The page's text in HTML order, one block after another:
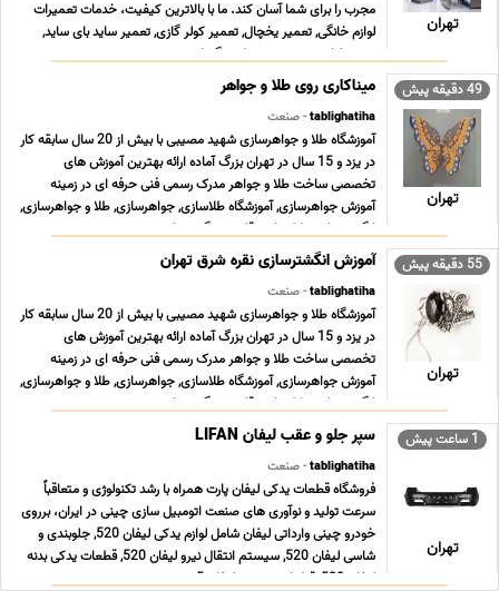
تهران
مجرب را برای شما آسان کند. ما با بالاترین کیفیت، خدمات تعمیرات
لوازم خانگی, تعمیر یخچال, تعمیر کولر گازی, تعمیر ساید بای ساید,
تعمیر لباسشویی, تعمیر پکیج گرمایش ... ...
49 دقیقه پیش
تهران
میناکاری روی طلا و جواهر
tablighatiha- صنعت
آموزشگاه طلا و جواهرسازی شهید مصیبی با بیش از 20 سال سابقه کار
در یزد و 15 سال در تهران بزرگ آماده ارائه بهترین آموزش های
تخصصی ساخت طلا و جواهر مدرک رسمی فنی حرفه ای در زمینه
آموزش جواهرسازی, آموزشگاه طلاسازی, جواهرسازی, طلا و جواهرسازی,
انگشترسازی, پلاکسازی, قلم زنی, گوهرتراشی, ... ...
55 دقیقه پیش
تهران
آموزش انگشترسازی نقره شرق تهران
tablighatiha- صنعت
آموزشگاه طلا و جواهرسازی شهید مصیبی با بیش از 20 سال سابقه کار
در یزد و 15 سال در تهران بزرگ آماده ارائه بهترین آموزش های
تخصصی ساخت طلا و جواهر مدرک رسمی فنی حرفه ای در زمینه
آموزش جواهرسازی, آموزشگاه طلاسازی, جواهرسازی, طلا و جواهرسازی,
انگشترسازی, پلاکسازی, قلم زنی, گوهرتراشی, ... ...
1 ساعت پیش
تهران
سپر جلو و عقب لیفان LIFAN
tablighatiha- صنعت
فروشگاه قطعات یدکی لیفان پارت همراه با رشد تکنولوژی و متعاقباً
سرعت تولید و نوآوری های صنعت اتومبیل سازی چینی در ایران، برروی
خودرو چینی وارداتی لیفان شامل لوازم یدکی لیفان 520, جلوبندی و
شاسی لیفان 520, سیستم انتقال نیرو لیفان 520, قطعات یدکی بدنه
لیفان 520, قطعات موتوری لیفان 5 ... ...